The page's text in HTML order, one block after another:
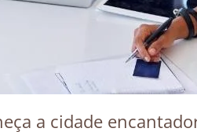
a cidade